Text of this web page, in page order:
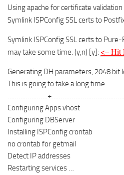
Using apache for certificate validation
Symlink ISPConfig SSL certs to
Symlink ISPConfig SSL certs to
may take some time. (y,n) [y]: <– Hit
Generating DH parameters, 2048 bit
This is going to take a long time
Configuring Apps vhost
Configuring DBServer
Installing ISPConfig crontab
no crontab for getmail
Detect IP addresses
Restarting services …